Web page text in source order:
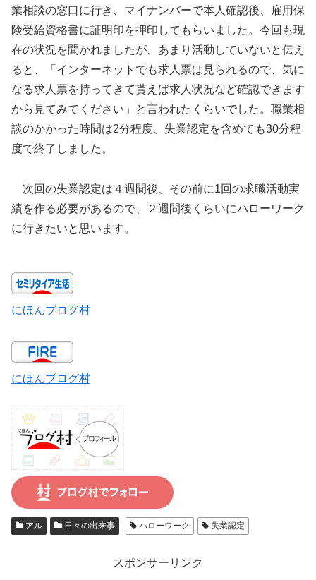
業相談の窓口に行き、マイナンバーで本人確認後、雇用保
険受給資格書に証明印を押印してもらいました。今回も現
在の状況を聞かれましたが、あまり活動していないと伝え
ると、「インターネットでも求人票は見られるので、気に
なる求人票を持ってきて貰えば求人状況など確認できます
から見てみてください」と言われたくらいでした。職業相
談のかかった時間は2分程度、失業認定を含めても30分程
度で終了しました。
次回の失業認定は４週間後、その前に1回の求職活動実
績を作る必要があるので、２週間後くらいにハローワーク
に行きたいと思います。
にほんブログ村
にほんブログ村
アル 日々の出来事 ハローワーク 失業認定
スポンサーリンク